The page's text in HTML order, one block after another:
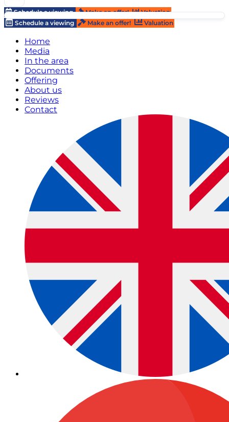
Schedule a viewing Make an offer!
Valuation
Schedule a viewing
Make an offer! Valuation
Home
Media
In the area
Documents
Offering
About us
Reviews
Contact